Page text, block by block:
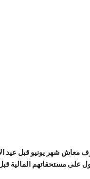
معاش شهر يونيو قبل عيد
مستحقاتهم المالية قبل